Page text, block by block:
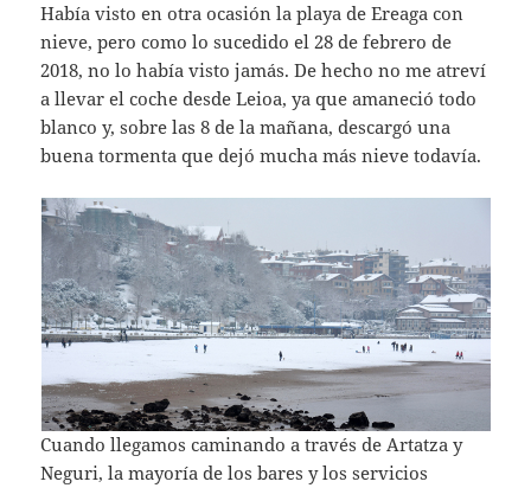
Había visto en otra ocasión la playa de Ereaga con
nieve, pero como lo sucedido el 28 de febrero de
2018, no lo había visto jamás. De hecho no me atreví
a llevar el coche desde Leioa, ya que amaneció todo
blanco y, sobre las 8 de la mañana, descargó una
buena tormenta que dejó mucha más nieve todavía.
Cuando llegamos caminando a través de Artatza y
Neguri, la mayoría de los bares y los servicios